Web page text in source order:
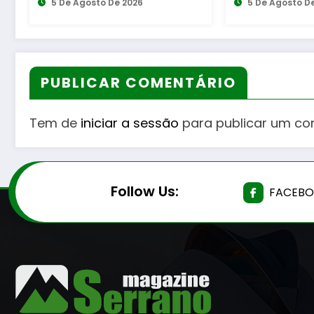
Questão de Mulheres e
5 De Agosto De 2026
Bombeiros
4 De Agosto
PUBLICAR COMENTÁRIO
Tem de iniciar a sessão para publicar um
Follow Us: